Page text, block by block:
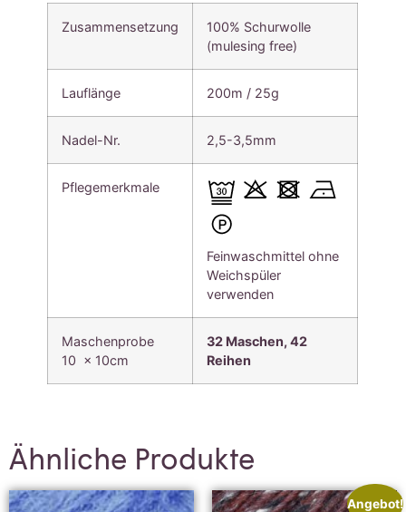
Zusammensetzung
100% Schurwolle
(mulesing free)
Lauflänge 200m / 25g
Nadel-Nr. 2,5-3,5mm
Pflegemerkmale
Feinwaschmittel ohne
Weichspüler
verwenden
Maschenprobe
10 x 10cm
32 Maschen, 42
Reihen
Ähnliche Produkte
Angebot!